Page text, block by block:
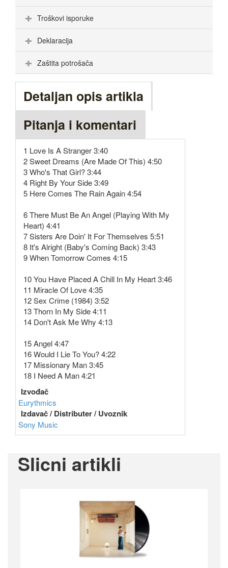
Troškovi isporuke
Deklaracija
Zaštita potrošača
Detaljan opis artikla
Pitanja i komentari
1 Love Is A Stranger 3:40
2 Sweet Dreams (Are Made Of This) 4:50
3 Who's That Girl? 3:44
4 Right By Your Side 3:49
5 Here Comes The Rain Again 4:54
6 There Must Be An Angel (Playing With My
Heart) 4:41
7 Sisters Are Doin' It For Themselves 5:51
8 It's Alright (Baby's Coming Back) 3:43
9 When Tomorrow Comes 4:15
10 You Have Placed A Chill In My Heart 3:46
11 Miracle Of Love 4:35
12 Sex Crime (1984) 3:52
13 Thorn In My Side 4:11
14 Don't Ask Me Why 4:13
15 Angel 4:47
16 Would I Lie To You? 4:22
17 Missionary Man 3:45
18 I Need A Man 4:21
Izvođač
Eurythmics
Izdavač / Distributer / Uvoznik
Sony Music
Slicni artikli